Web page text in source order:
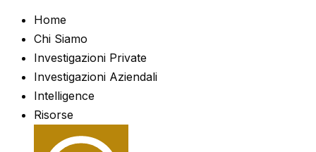
Home
Chi Siamo
Investigazioni Private
Investigazioni Aziendali
Intelligence
Risorse